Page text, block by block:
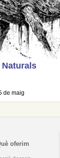
de maig
oferim